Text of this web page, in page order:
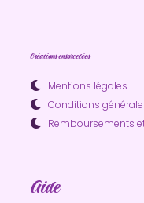
Créations ensorcelées
Mentions légales
Conditions
Remboursements
Aide